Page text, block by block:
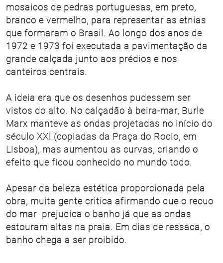
mosaicos de pedras portuguesas, em preto,
branco e vermelho, para representar as etnias
que formaram o Brasil. Ao longo dos anos de
1972 e 1973 foi executada a pavimentação da
grande calçada junto aos prédios e nos
canteiros centrais.
A ideia era que os desenhos pudessem ser
vistos do alto. No calçadão à beira-mar, Burle
Marx manteve as ondas projetadas no início do
século XXl (copiadas da Praça do Rocio, em
Lisboa), mas aumentou as curvas, criando o
efeito que ficou conhecido no mundo todo.
Apesar da beleza estética proporcionada pela
obra, muita gente critica afirmando que o recuo
do mar prejudica o banho já que as ondas
estouram altas na praia. Em dias de ressaca, o
banho chega a ser proibido.